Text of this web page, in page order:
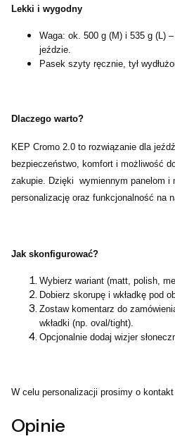
Lekki i wygodny
Waga: ok. 500 g (M) i 535 g (L)
jeździe.
Pasek szyty ręcznie, tył
Dlaczego warto?
KEP Cromo 2.0 to rozwiązanie dla
bezpieczeństwo, komfort i możliwość
zakupie. Dzięki wymiennym panelom i
personalizację oraz funkcjonalność na
Jak skonfigurować?
Wybierz wariant (matt, polish,
Dobierz skorupę i wkładkę pod
Zostaw komentarz do
wkładki (np. oval/tight).
Opcjonalnie dodaj wizjer
W celu personalizacji prosimy o
Opinie